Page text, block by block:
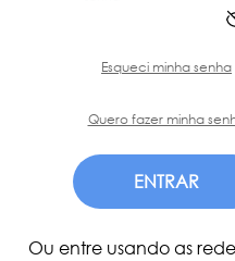
Esqueci minha senha
Quero fazer minha
ENTRAR
Ou entre usando as